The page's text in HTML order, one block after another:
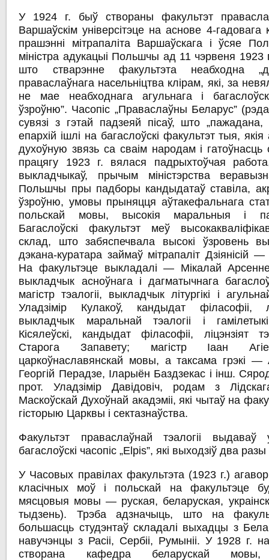
У 1924 г. быў створаны факультэт
Варшаўскім універсітэце на аснове 4-
прашэнні мітрапаліта Варшаўскага і ўсяе
міністра адукацыі Польшчы ад 11 чэрвеня 1923
што стварэнне факультэта неабходна
праваслаўнага насельніцтва клірам, які, за
не мае неабходнага агульнага і
ўзроўню”. Часопіс „Праваслаўны Беларус”
сувязі з гэтай падзеяй пісаў, што „пажадана,
епархій ішлі на багаслоўскі факультэт тыя,
духоўную звязь са сваім народам і
працягу 1923 г. вялася падрыхтоўчая
выкладчыкаў, прычым міністэрства
Польшчы пры падборы кандыдатаў ставіла,
ўзроўню, умовы прыняцця аўтакефальнага
польскай мовы, высокія маральныя і
Багаслоўскі факультэт меў
склад, што забяспечвала высокі ўзровень
дэкана-куратара займаў мітрапаліт Дзіянісій —
На факультэце выкладалі — Мікалай
выкладчык асноўнага і дагматычнага
магістр тэалогіі, выкладчык літургікі і
Уладзімір Кулакоў, кандыдат філасофіі,
выкладчык маральнай тэалогіі і
Кісялеўскі, кандыдат філасофіі, ліцэнзіят
Старога Запавету; магістр Іаан
царкоўнаславянскай мовы, а таксама грэкі —
Георгій Перадзе, Іларыён Баздзекас і інш.
прот. Уладзімір Давідовіч, родам з
Маскоўскай Духоўнай акадэміі, які чытаў на
гісторыю Царквы і сектазнаўства.
Факультэт праваслаўнай тэалогіі выдаваў
багаслоўскі часопіс „Еlpis”, які выходзіў два
У Часовых правілах факультэта (1923 г.)
класічных моў і польскай на факультэце
мясцовыя мовы — руская, беларуская,
тыдзень). Трэба адзначыць, што на
большасць студэнтаў складалі выхадцы з
навучэнцы з Расіі, Сербіі, Румыніі. У 1928 г.
створана кафедра беларускай